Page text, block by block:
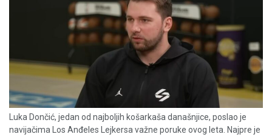
Luka Dončić, jedan od najboljih košarkaša današnjice, poslao je
navijačima Los Anđeles Lejkersa važne poruke ovog leta. Najpre je